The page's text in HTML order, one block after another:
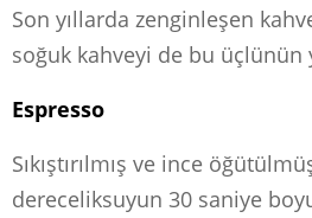
Son yıllarda zenginleşen
soğuk kahveyi de bu üçlünün
Espresso
Sıkıştırılmış ve ince
dereceliksuyun 30 saniye